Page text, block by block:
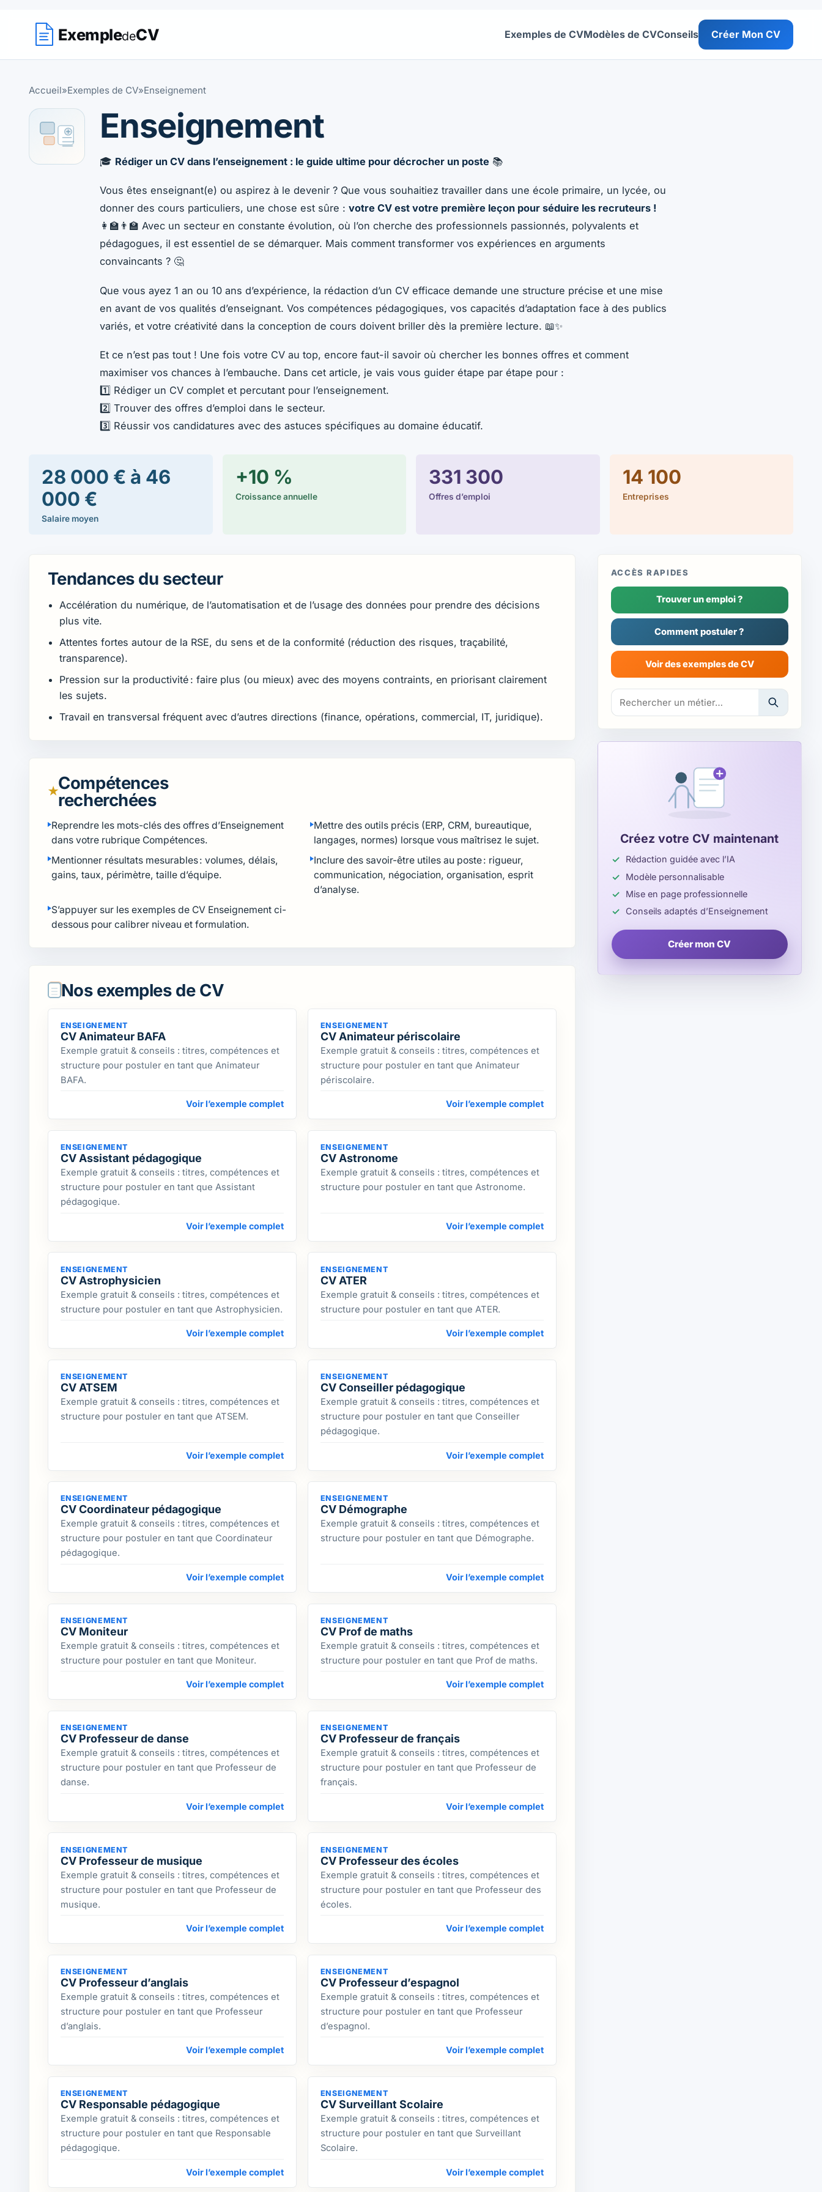
ExempledeCV Exemples de CVModèles de CVConseils Créer Mon CV
Accueil»Exemples de CV»Enseignement
Exemples de CV Enseignement — Retrouvez tous les exemples de CV du secteur Enseignement. Des centaines d'exemples à télécharger gratuitement.
Enseignement
🎓 Rédiger un CV dans l’enseignement : le guide ultime pour décrocher un poste 📚
Vous êtes enseignant(e) ou aspirez à le devenir ? Que vous souhaitiez travailler dans une école primaire, un lycée, ou
donner des cours particuliers, une chose est sûre : votre CV est votre première leçon pour séduire les recruteurs !
👩‍🏫👨‍🏫 Avec un secteur en constante évolution, où l’on cherche des professionnels passionnés, polyvalents et
pédagogues, il est essentiel de se démarquer. Mais comment transformer vos expériences en arguments
convaincants ? 🤔
Que vous ayez 1 an ou 10 ans d’expérience, la rédaction d’un CV efficace demande une structure précise et une mise
en avant de vos qualités d’enseignant. Vos compétences pédagogiques, vos capacités d’adaptation face à des publics
variés, et votre créativité dans la conception de cours doivent briller dès la première lecture. 📖✨
Et ce n’est pas tout ! Une fois votre CV au top, encore faut-il savoir où chercher les bonnes offres et comment
maximiser vos chances à l’embauche. Dans cet article, je vais vous guider étape par étape pour :
1️⃣ Rédiger un CV complet et percutant pour l’enseignement.
2️⃣ Trouver des offres d’emploi dans le secteur.
3️⃣ Réussir vos candidatures avec des astuces spécifiques au domaine éducatif.
28 000 € à 46
000 €
Salaire moyen
+10 %
Croissance annuelle
331 300
Offres d’emploi
14 100
Entreprises
Tendances du secteur
Accélération du numérique, de l’automatisation et de l’usage des données pour prendre des décisions
plus vite.
Attentes fortes autour de la RSE, du sens et de la conformité (réduction des risques, traçabilité,
transparence).
Pression sur la productivité : faire plus (ou mieux) avec des moyens contraints, en priorisant clairement
les sujets.
Travail en transversal fréquent avec d’autres directions (finance, opérations, commercial, IT, juridique).
★Compétences
recherchées
Reprendre les mots-clés des offres d’Enseignement
dans votre rubrique Compétences.
Mettre des outils précis (ERP, CRM, bureautique,
langages, normes) lorsque vous maîtrisez le sujet.
Mentionner résultats mesurables : volumes, délais,
gains, taux, périmètre, taille d’équipe.
Inclure des savoir-être utiles au poste : rigueur,
communication, négociation, organisation, esprit
d’analyse.
S’appuyer sur les exemples de CV Enseignement ci-
dessous pour calibrer niveau et formulation.
Nos exemples de CV
ENSEIGNEMENT
CV Animateur BAFA
Exemple gratuit & conseils : titres, compétences et
structure pour postuler en tant que Animateur
BAFA.
Voir l’exemple complet
ENSEIGNEMENT
CV Animateur périscolaire
Exemple gratuit & conseils : titres, compétences et
structure pour postuler en tant que Animateur
périscolaire.
Voir l’exemple complet
ENSEIGNEMENT
CV Assistant pédagogique
Exemple gratuit & conseils : titres, compétences et
structure pour postuler en tant que Assistant
pédagogique.
Voir l’exemple complet
ENSEIGNEMENT
CV Astronome
Exemple gratuit & conseils : titres, compétences et
structure pour postuler en tant que Astronome.
Voir l’exemple complet
ENSEIGNEMENT
CV Astrophysicien
Exemple gratuit & conseils : titres, compétences et
structure pour postuler en tant que Astrophysicien.
Voir l’exemple complet
ENSEIGNEMENT
CV ATER
Exemple gratuit & conseils : titres, compétences et
structure pour postuler en tant que ATER.
Voir l’exemple complet
ENSEIGNEMENT
CV ATSEM
Exemple gratuit & conseils : titres, compétences et
structure pour postuler en tant que ATSEM.
Voir l’exemple complet
ENSEIGNEMENT
CV Conseiller pédagogique
Exemple gratuit & conseils : titres, compétences et
structure pour postuler en tant que Conseiller
pédagogique.
Voir l’exemple complet
ENSEIGNEMENT
CV Coordinateur pédagogique
Exemple gratuit & conseils : titres, compétences et
structure pour postuler en tant que Coordinateur
pédagogique.
Voir l’exemple complet
ENSEIGNEMENT
CV Démographe
Exemple gratuit & conseils : titres, compétences et
structure pour postuler en tant que Démographe.
Voir l’exemple complet
ENSEIGNEMENT
CV Moniteur
Exemple gratuit & conseils : titres, compétences et
structure pour postuler en tant que Moniteur.
Voir l’exemple complet
ENSEIGNEMENT
CV Prof de maths
Exemple gratuit & conseils : titres, compétences et
structure pour postuler en tant que Prof de maths.
Voir l’exemple complet
ENSEIGNEMENT
CV Professeur de danse
Exemple gratuit & conseils : titres, compétences et
structure pour postuler en tant que Professeur de
danse.
Voir l’exemple complet
ENSEIGNEMENT
CV Professeur de français
Exemple gratuit & conseils : titres, compétences et
structure pour postuler en tant que Professeur de
français.
Voir l’exemple complet
ENSEIGNEMENT
CV Professeur de musique
Exemple gratuit & conseils : titres, compétences et
structure pour postuler en tant que Professeur de
musique.
Voir l’exemple complet
ENSEIGNEMENT
CV Professeur des écoles
Exemple gratuit & conseils : titres, compétences et
structure pour postuler en tant que Professeur des
écoles.
Voir l’exemple complet
ENSEIGNEMENT
CV Professeur d’anglais
Exemple gratuit & conseils : titres, compétences et
structure pour postuler en tant que Professeur
d’anglais.
Voir l’exemple complet
ENSEIGNEMENT
CV Professeur d’espagnol
Exemple gratuit & conseils : titres, compétences et
structure pour postuler en tant que Professeur
d’espagnol.
Voir l’exemple complet
ENSEIGNEMENT
CV Responsable pédagogique
Exemple gratuit & conseils : titres, compétences et
structure pour postuler en tant que Responsable
pédagogique.
Voir l’exemple complet
ENSEIGNEMENT
CV Surveillant Scolaire
Exemple gratuit & conseils : titres, compétences et
structure pour postuler en tant que Surveillant
Scolaire.
Voir l’exemple complet
ACCÈS RAPIDES
Trouver un emploi ?
Comment postuler ?
Voir des exemples de CV
Rechercher un exemple de CV ou un métier
Créez votre CV maintenant
Rédaction guidée avec l’IA
Modèle personnalisable
Mise en page professionnelle
Conseils adaptés d’Enseignement
Créer mon CV